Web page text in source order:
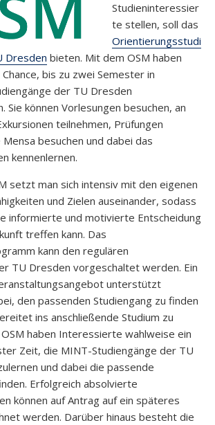
Studieninteressier
te stellen, soll das
Orientierungsstudi
Dresden bieten. Mit dem OSM haben
bis zu zwei Semester in
der TU Dresden
Sie können Vorlesungen besuchen, an
teilnehmen, Prüfungen
besuchen und dabei das
kennenlernen.
setzt man sich intensiv mit den eigenen
und Zielen auseinander, sodass
informierte und motivierte Entscheidung
treffen kann. Das
kann den regulären
TU Dresden vorgeschaltet werden. Ein
unterstützt
den passenden Studiengang zu finden
ins anschließende Studium zu
haben Interessierte wahlweise ein
Zeit, die MINT-Studiengänge der TU
und dabei die passende
Erfolgreich absolvierte
können auf Antrag auf ein späteres
werden. Darüber hinaus besteht die